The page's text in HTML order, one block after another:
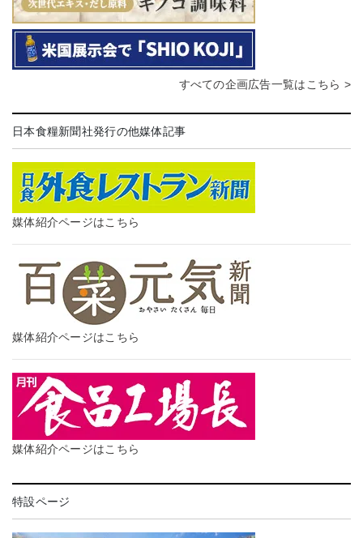
すべての企画広告一覧はこちら >
日本食糧新聞社発行の他媒体記事
媒体紹介ページはこちら
媒体紹介ページはこちら
媒体紹介ページはこちら
特設ページ